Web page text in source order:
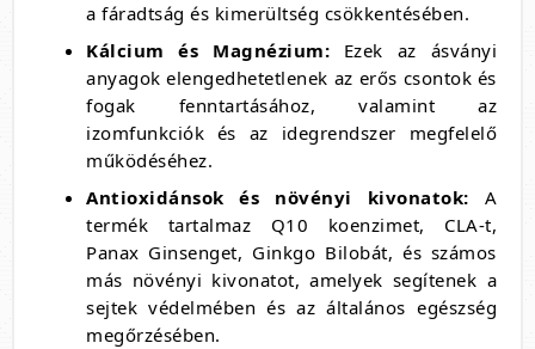
a fáradtság és kimerültség csökkentésében.
Kálcium és Magnézium: Ezek az ásványi
anyagok elengedhetetlenek az erős csontok és
fogak fenntartásához, valamint az
izomfunkciók és az idegrendszer megfelelő
működéséhez.
Antioxidánsok és növényi kivonatok: A
termék tartalmaz Q10 koenzimet, CLA-t,
Panax Ginsenget, Ginkgo Bilobát, és számos
más növényi kivonatot, amelyek segítenek a
sejtek védelmében és az általános egészség
megőrzésében.